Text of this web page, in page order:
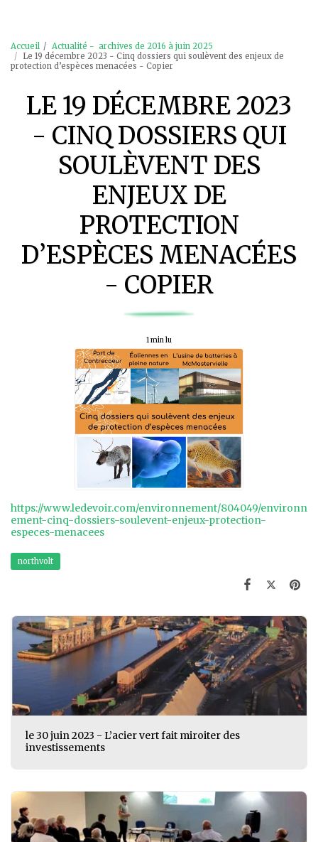
Accueil
Actualité - archives de 2016 à juin 2025
Le 19 décembre 2023 - Cinq dossiers qui soulèvent des enjeux de
protection d’espèces menacées - Copier
LE 19 DÉCEMBRE 2023
- CINQ DOSSIERS QUI
SOULÈVENT DES
ENJEUX DE
PROTECTION
D’ESPÈCES MENACÉES
- COPIER
1 min lu
https://www.ledevoir.com/environnement/804049/environn
ement-cinq-dossiers-soulevent-enjeux-protection-
especes-menacees
northvolt
le 30 juin 2023 - L’acier vert fait miroiter des
investissements